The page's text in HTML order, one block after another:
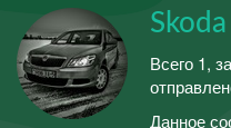
Всего 1,
Данное